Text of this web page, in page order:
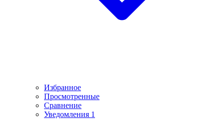
Избранное
Просмотренные
Сравнение
Уведомления 1